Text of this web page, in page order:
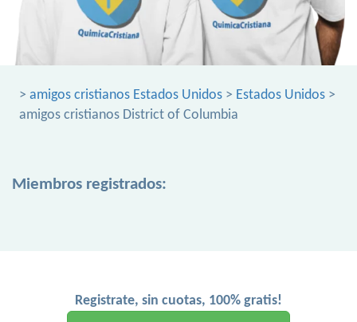
> amigos cristianos Estados Unidos > Estados Unidos >
amigos cristianos District of Columbia
Miembros registrados:
Registrate, sin cuotas, 100% gratis!